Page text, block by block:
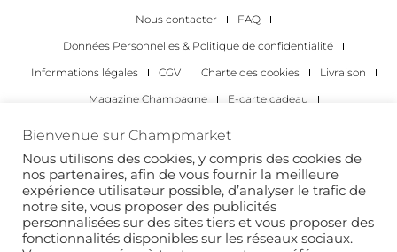
Nous contacter
FAQ
Données Personnelles & Politique de confidentialité
Informations légales
CGV Charte des cookies
Livraison
Magazine Champagne
E-carte cadeau
Les occasions pour déguster du champagne
Pour les particuliers
Pour les entreprises
Copyright 2022 © tous droits réservés. Champmarket.
Bienvenue sur Champmarket
Nous utilisons des cookies, y compris des cookies de
nos partenaires, afin de vous fournir la meilleure
expérience utilisateur possible, d’analyser le trafic de
notre site, vous proposer des publicités
personnalisées sur des sites tiers et vous proposer des
fonctionnalités disponibles sur les réseaux sociaux.